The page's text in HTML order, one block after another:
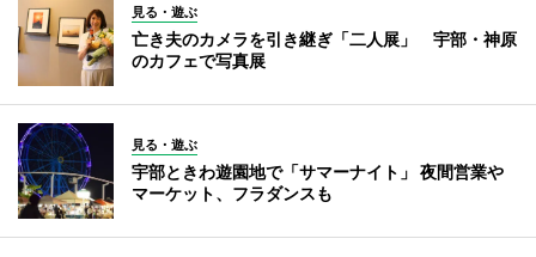
見る・遊ぶ
亡き夫のカメラを引き継ぎ「二人展」 宇部・神原
のカフェで写真展
見る・遊ぶ
宇部ときわ遊園地で「サマーナイト」 夜間営業や
マーケット、フラダンスも